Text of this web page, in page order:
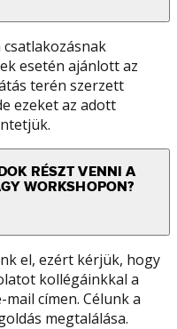
esetén ajánlott az
terén szerzett
ezeket az adott
RÉSZT VENNI A
WORKSHOPON?
el, ezért kérjük, hogy
kollégáinkkal a
mail címen. Célunk a
megtalálása.